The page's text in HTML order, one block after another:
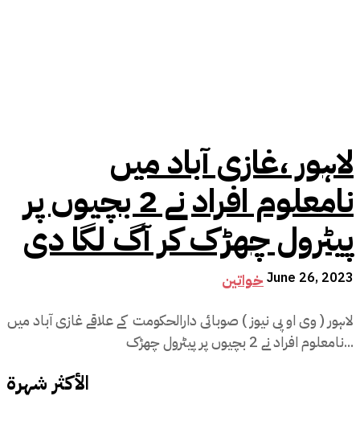
لاہور ،غازی آباد میں
نامعلوم افراد نے 2 بچیوں پر
پیٹرول چھڑک کر آگ لگا دی
خواتین June 26, 2023
لاہور ( وی او پی نیوز ) صوبائی دارالحکومت کے علاقے غازی آباد میں
نامعلوم افراد نے 2 بچیوں پر پیٹرول چھڑک...
الأكثر شهرة